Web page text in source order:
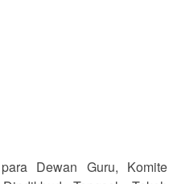
Dewan Guru, Komite